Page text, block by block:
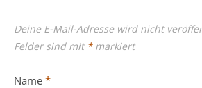
Deine E-Mail-Adresse wird nicht
Felder sind mit *markiert
Name *